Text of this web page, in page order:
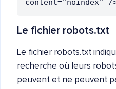
content="noindex" /
Le fichier robots.txt
Le fichier robots.txt
recherche où leurs
peuvent et ne peuvent